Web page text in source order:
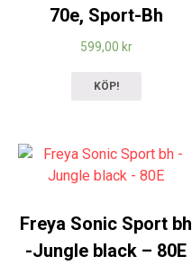
70e, Sport-Bh
599,00 kr
KÖP!
Freya Sonic Sport bh
-Jungle black – 80E